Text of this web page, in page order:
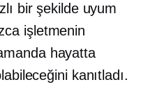
bir şekilde uyum
işletmenin
hayatta
kanıtladı.